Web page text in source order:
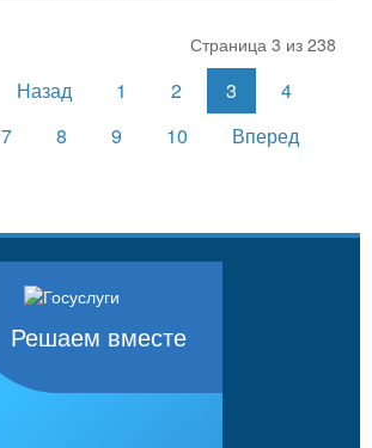
Страница 3 из 238
Назад 1 2 3
4
7 8 9 10
Вперед
Решаем вместе